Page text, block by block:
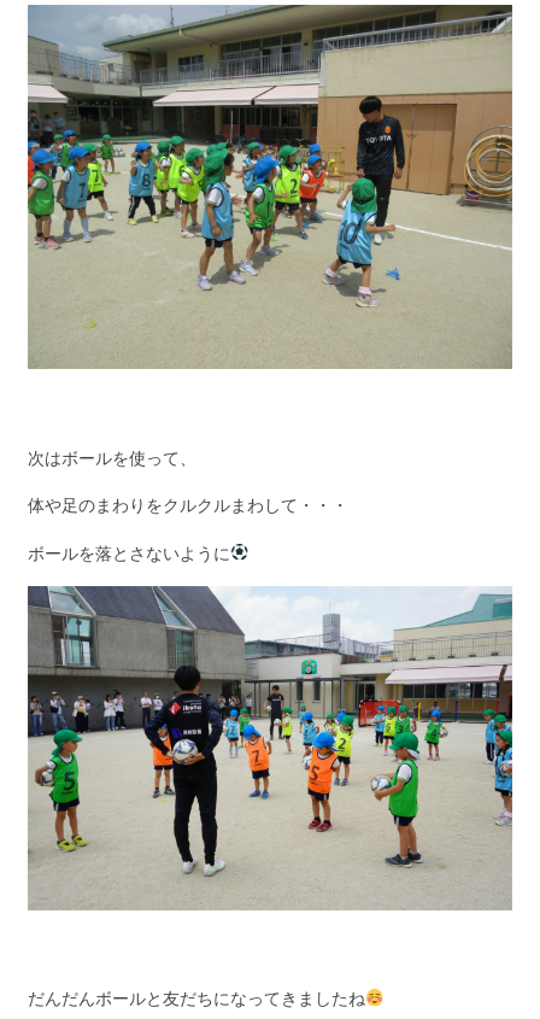
次はボールを使って、
体や足のまわりをクルクルまわして・・・
ボールを落とさないように
だんだんボールと友だちになってきましたね